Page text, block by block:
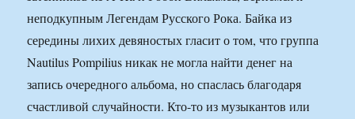
неподкупным Легендам Русского Рока. Байка из
середины лихих девяностых гласит о том, что группа
Nautilus Pompilius никак не могла найти денег на
запись очередного альбома, но спаслась благодаря
счастливой случайности. Кто-то из музыкантов или